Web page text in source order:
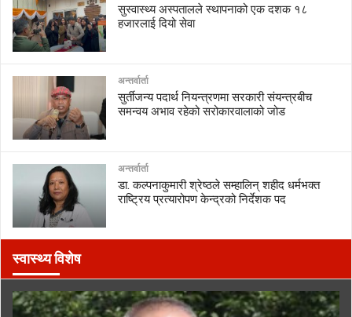
सुस्वास्थ्य अस्पतालले स्थापनाको एक दशक १८
हजारलाई दियो सेवा
अन्तर्वार्ता
सुर्तीजन्य पदार्थ नियन्त्रणमा सरकारी संयन्त्रबीच
समन्वय अभाव रहेको सरोकारवालाको जोड
अन्तर्वार्ता
डा. कल्पनाकुमारी श्रेष्ठले सम्हालिन् शहीद धर्मभक्त
राष्ट्रिय प्रत्यारोपण केन्द्रको निर्देशक पद
स्वास्थ्य विशेष